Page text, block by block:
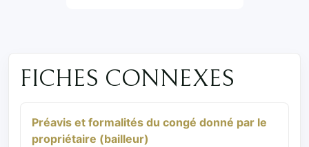
FICHES CONNEXES
Préavis et formalités du congé donné par le
propriétaire (bailleur)